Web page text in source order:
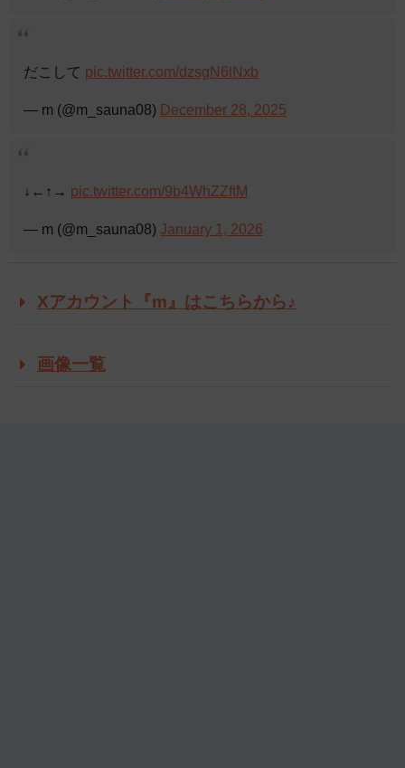
だこして pic.twitter.com/dzsgN6lNxb
— m (@m_sauna08) December 28, 2025
↓←↑→ pic.twitter.com/9b4WhZZftM
— m (@m_sauna08) January 1, 2026
Xアカウント『m』はこちらから♪
画像一覧